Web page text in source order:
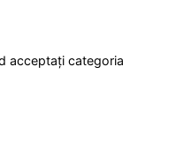
acceptați categoria